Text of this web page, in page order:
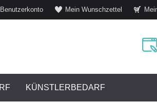
Mein Wunschzettel
KÜNSTLERBEDARF